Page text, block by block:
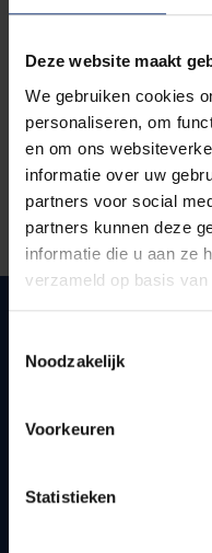
Deze website maakt
We gebruiken cookies
personaliseren, om
en om ons
informatie over uw
partners voor social
partners kunnen deze
informatie die u aan ze
verzameld op basis
Noodzakelijk
Voorkeuren
Statistieken
Quick links
How to get to